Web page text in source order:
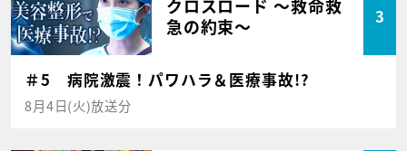
クロスロード ～救命救
急の約束～
3
＃5 病院激震！パワハラ＆医療事故!?
8月4日(火)放送分